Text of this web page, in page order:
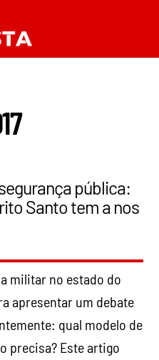
pública:
Santo tem a nos
militar no estado do
apresentar um debate
qual modelo de
precisa? Este artigo